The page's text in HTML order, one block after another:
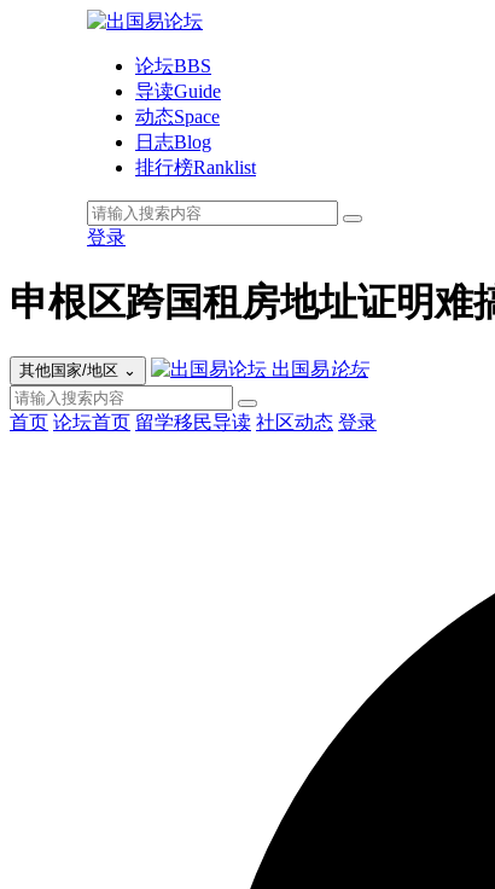
论坛BBS
导读Guide
动态Space
日志Blog
排行榜Ranklist
登录
申根区跨国租房地址证明难
其他国家/地区 ⌄ 出国易论坛
首页 论坛首页 留学移民导读 社区动态 登录